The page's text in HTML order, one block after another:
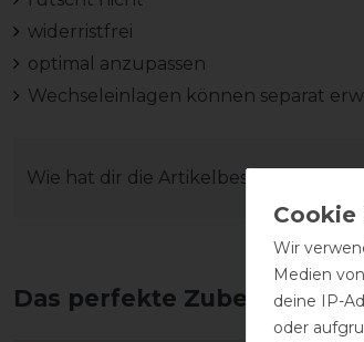
widerristfrei
optimal anzupassen
Wechseleinlagen können separat
Wie hat dir die Artikelbeschreibung
Das perfekte Zubehör für
Wir
Medien
deine IP-
oder